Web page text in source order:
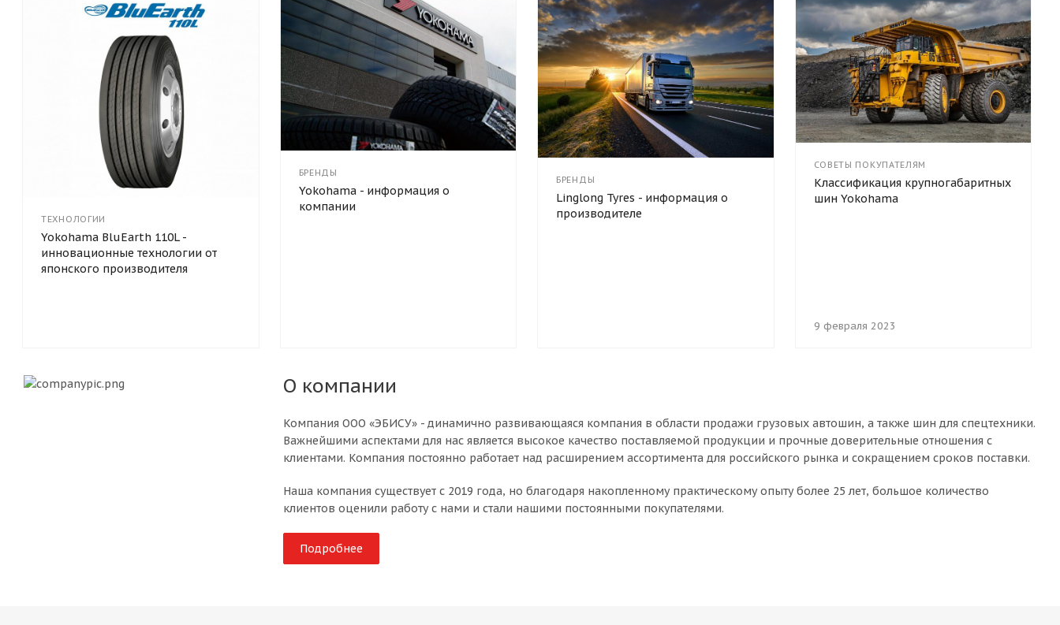
ТЕХНОЛОГИИ
Yokohama BluEarth 110L -
инновационные технологии от
японского производителя
БРЕНДЫ
Yokohama - информация о
компании
БРЕНДЫ
Linglong Tyres - информация о
производителе
9 февраля 2023
СОВЕТЫ ПОКУПАТЕЛЯМ
Классификация крупногабаритных
шин Yokohama
О компании
Компания ООО «ЭБИСУ» - динамично развивающаяся компания в области продажи грузовых автошин, а также шин для спецтехники.
Важнейшими аспектами для нас является высокое качество поставляемой продукции и прочные доверительные отношения с
клиентами. Компания постоянно работает над расширением ассортимента для российского рынка и сокращением сроков поставки.
Наша компания существует с 2019 года, но благодаря накопленному практическому опыту более 25 лет, большое количество
клиентов оценили работу с нами и стали нашими постоянными покупателями.
Подробнее